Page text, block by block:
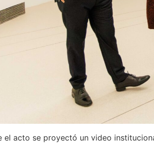
el acto se proyectó un video